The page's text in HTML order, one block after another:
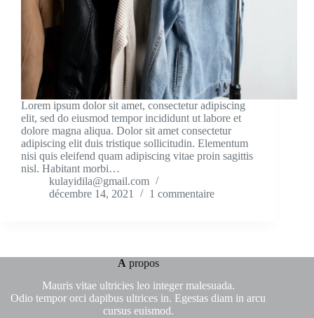
Lorem ipsum dolor sit amet, consectetur adipiscing
elit, sed do eiusmod tempor incididunt ut labore et
dolore magna aliqua. Dolor sit amet consectetur
adipiscing elit duis tristique sollicitudin. Elementum
nisi quis eleifend quam adipiscing vitae proin sagittis
nisl. Habitant morbi…
kulayidila@gmail.com
décembre 14, 2021
1 commentaire
A propos
Mauris vitae ultricies leo integer malesuada.
Odio tempor orci dapibus ultrices in. Egestas diam in arcu
cursus euismod.